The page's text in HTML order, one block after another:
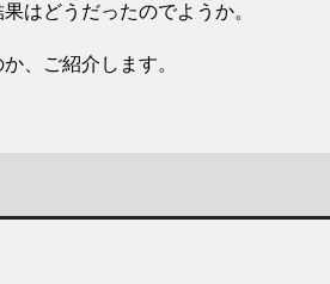
はどうだったのでようか。
、ご紹介します。